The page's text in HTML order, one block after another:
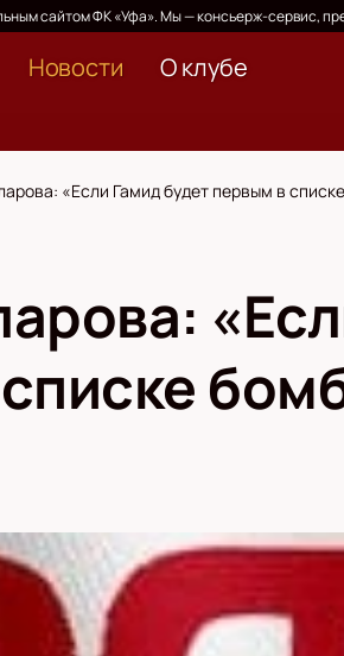
сайтом ФК «Уфа». Мы — консьерж-сервис,
Новости О клубе
«Если Гамид будет первым в